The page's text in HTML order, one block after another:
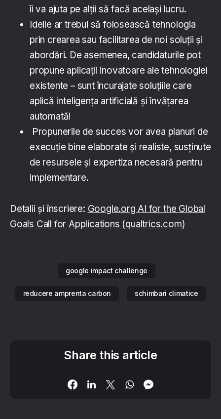
îi va ajuta pe alții să facă același lucru.
Ideile ar trebui să folosească tehnologia
prin crearea sau facilitarea de noi soluții și
abordări. De asemenea, candidaturile pot
propune aplicații inovatoare ale tehnologiei
existente – sunt încurajate soluțiile care
aplică inteligența artificială și învățarea
automată!
Propunerile de succes vor avea planuri de
execuție bine elaborate și realiste, susținute
de resursele și expertiza necesară pentru
implementare.
Detalii și înscriere: Google.org AI for the Global
Goals Call for Applications (qualtrics.com)
google impact challenge
reducere amprenta carbon schimbari climatice
Share this article